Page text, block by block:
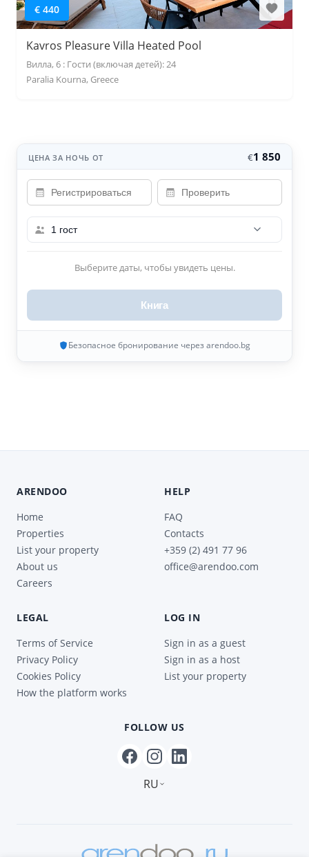
€ 440
Kavros Pleasure Villa Heated Pool
Вилла, 6 : Гости (включая детей): 24
Paralia Kourna, Greece
ЦЕНА ЗА НОЧЬ ОТ €1 850
1 гост
Выберите даты, чтобы увидеть цены.
Книга
Безопасное бронирование через arendoo.bg
ARENDOO
Home
Properties
List your property
About us
Careers
HELP
FAQ
Contacts
+359 (2) 491 77 96
office@arendoo.com
LEGAL
Terms of Service
Privacy Policy
Cookies Policy
How the platform works
LOG IN
Sign in as a guest
Sign in as a host
List your property
FOLLOW US
RU